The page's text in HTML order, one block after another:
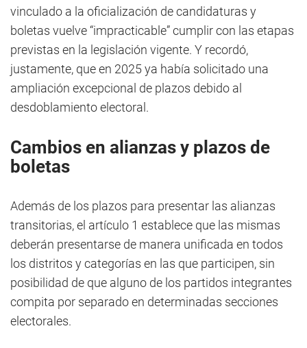
vinculado a la oficialización de candidaturas y
boletas vuelve “impracticable” cumplir con las etapas
previstas en la legislación vigente. Y recordó,
justamente, que en 2025 ya había solicitado una
ampliación excepcional de plazos debido al
desdoblamiento electoral.
Cambios en alianzas y plazos de
boletas
Además de los plazos para presentar las alianzas
transitorias, el artículo 1 establece que las mismas
deberán presentarse de manera unificada en todos
los distritos y categorías en las que participen, sin
posibilidad de que alguno de los partidos integrantes
compita por separado en determinadas secciones
electorales.